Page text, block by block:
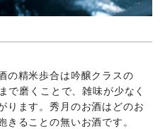
の精米歩合は吟醸クラスの
で磨くことで、雑味が少なく
ります。秀月のお酒はどのお
ることの無いお酒です。